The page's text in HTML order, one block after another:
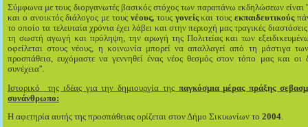
Σύμφωνα με τους διοργανωτές βασικός στόχος των παραπάνω εκδηλώσεων
και ο ανοικτός διάλογος με τους νέους, τουςγονείςκαι τους εκπαιδευτικούς
το οποίο τα τελευταία χρόνια έχει λάβει και στην περιοχή μας τραγικές
τη σωστή αγωγή και πρόληψη, την αρωγή της Πολιτείας και των
οφείλεται στους νέους, η κοινωνία μπορεί να απαλλαγεί από τη μάστιγα
προσπάθεια, ευχόμαστε να γεννηθεί ένας νέος θεσμός στον τόπο μας και οι
συνέχεια''.
Ιστορικό
της ιδέας για την δημιουργία της παγκόσμια μέρας πράξης
συνάνθρωπο:
Η αφετηρία αυτής της προσπάθειας ορίζεται στον Δήμο Σικυωνίων το 2004.